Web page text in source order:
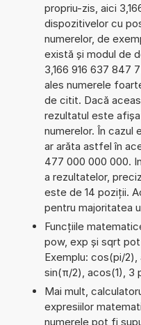
propriu-zis, aici
dispozitivelor cu
numerelor, de
există și modul de
3,166 916 637 847
ales numerele
de citit. Dacă
rezultatul este
numerelor. În cazul
ar arăta astfel în
477 000 000 000.
a rezultatelor,
este de 14 poziții.
pentru majoritatea
Funcțiile
pow, exp și sqrt
Exemplu: cos(pi/2),
sin(π/2), acos(1), 3
Mai mult,
expresiilor
numerele pot fi